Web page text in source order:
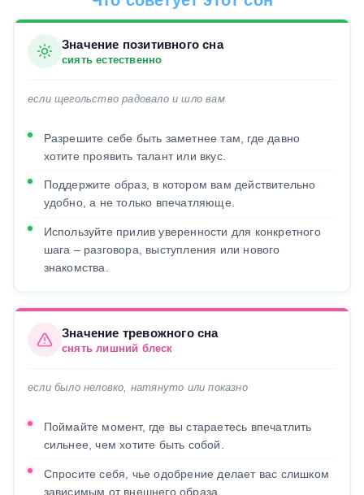
Значение позитивного сна
сиять естественно
если щегольство радовало и шло вам
Разрешите себе быть заметнее там, где давно
хотите проявить талант или вкус.
Поддержите образ, в котором вам действительно
удобно, а не только впечатляюще.
Используйте прилив уверенности для конкретного
шага – разговора, выступления или нового
знакомства.
Значение тревожного сна
снять лишний блеск
если было неловко, натянуто или показно
Поймайте момент, где вы стараетесь впечатлить
сильнее, чем хотите быть собой.
Спросите себя, чье одобрение делает вас слишком
зависимым от внешнего образа.